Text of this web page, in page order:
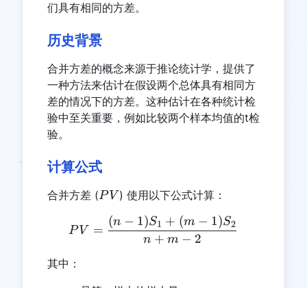
们具有相同的方差。
历史背景
合并方差的概念来源于推论统计学，提供了
一种方法来估计在假设两个总体具有相同方
差的情况下的方差。这种估计在各种统计检
验中至关重要，例如比较两个样本均值的t检
验。
计算公式
合并方差 (PV
PV ) 使用以下公式计算：
PV = \frac{(n-1)S_1 +
P V =
n + m − 2
(n − 1)S1 + (m − 1)S2
其中：